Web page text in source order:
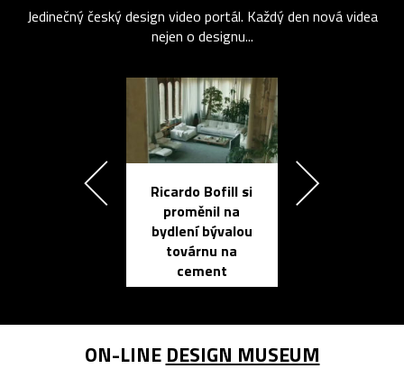
Jedinečný český design video portál. Každý den nová videa
nejen o designu...
Ricardo Bofill si
proměnil na
bydlení bývalou
továrnu na
cement
ON-LINE DESIGN MUSEUM